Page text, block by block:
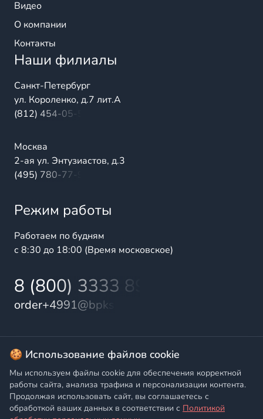
Видео
О компании
Контакты
Наши филиалы
Санкт-Петербург
ул. Короленко, д.7 лит.А
(812) 454-05-54
Москва
2-ая ул. Энтузиастов, д.3
(495) 780-77-98
Режим работы
Работаем по будням
с 8:30 до 18:00 (Время московское)
8 (800) 3333 899
order+4991@bpks.ru
© 2025 БалтПромКомплект — комплексные поставки
высококачественной продукции промышленного и
бытового назначения
Политика конфиденциальности,Согласие на обработку
🍪 Использование файлов cookie
Мы используем файлы cookie для обеспечения корректной
работы сайта, анализа трафика и персонализации контента.
Продолжая использовать сайт, вы соглашаетесь с
обработкой ваших данных в соответствии с Политикой